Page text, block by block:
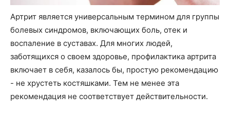
Артрит является универсальным термином для группы
болевых синдромов, включающих боль, отек и
воспаление в суставах. Для многих людей,
заботящихся о своем здоровье, профилактика артрита
включает в себя, казалось бы, простую рекомендацию
- не хрустеть костяшками. Тем не менее эта
рекомендация не соответствует действительности.